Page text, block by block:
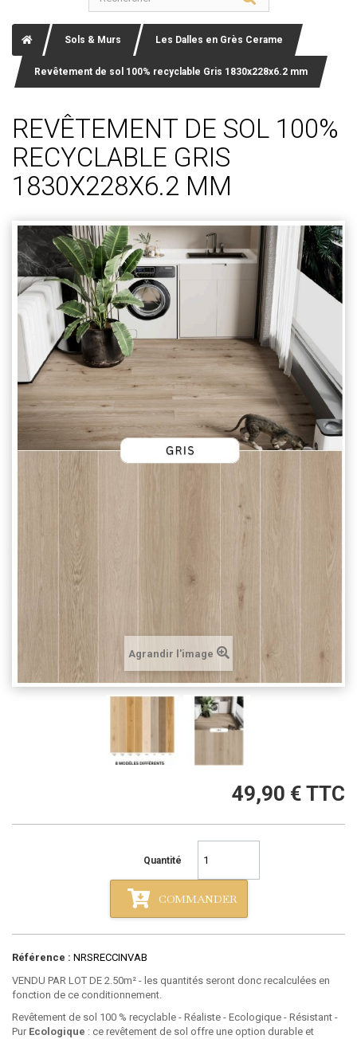
Sols & Murs Les Dalles en Grès Cerame
Revêtement de sol 100% recyclable Gris 1830x228x6.2 mm
REVÊTEMENT DE SOL 100%
RECYCLABLE GRIS
1830X228X6.2 MM
Agrandir l'image
49,90 € TTC
Quantité
COMMANDER
Référence : NRSRECCINVAB
VENDU PAR LOT DE 2.50m² - les quantités seront donc recalculées en
fonction de ce conditionnement.
Revêtement de sol 100 % recyclable - Réaliste - Ecologique - Résistant -
Pur Ecologique : ce revêtement de sol offre une option durable et